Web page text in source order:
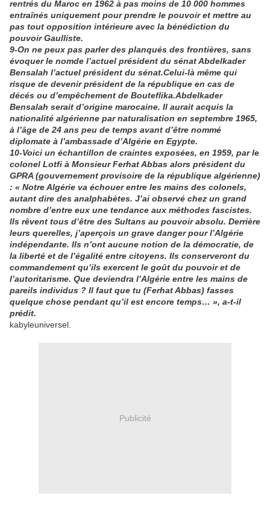
rentrés du Maroc en 1962 à pas moins de 10 000 hommes
entraînés uniquement pour prendre le pouvoir et mettre au
pas tout opposition intérieure avec la bénédiction du
pouvoir Gaulliste.
9-On ne peux pas parler des planqués des frontières, sans
évoquer le nomde l’actuel président du sénat Abdelkader
Bensalah l’actuel président du sénat.Celui-là même qui
risque de devenir président de la république en cas de
décés ou d’empêchement de Bouteflika.Abdelkader
Bensalah serait d’origine marocaine. Il aurait acquis la
nationalité algérienne par naturalisation en septembre 1965,
à l’âge de 24 ans peu de temps avant d’être nommé
diplomate à l’ambassade d’Algérie en Egypte.
10-Voici un échantillon de craintes exposées, en 1959, par le
colonel Lotfi à Monsieur Ferhat Abbas alors président du
GPRA (gouvernement provisoire de la république algérienne)
: « Notre Algérie va échouer entre les mains des colonels,
autant dire des analphabètes. J’ai observé chez un grand
nombre d’entre eux une tendance aux méthodes fascistes.
Ils rêvent tous d’être des Sultans au pouvoir absolu. Derrière
leurs querelles, j’aperçois un grave danger pour l’Algérie
indépendante. Ils n’ont aucune notion de la démocratie, de
la liberté et de l’égalité entre citoyens. Ils conserveront du
commandement qu’ils exercent le goût du pouvoir et de
l’autoritarisme. Que deviendra l’Algérie entre les mains de
pareils individus ? Il faut que tu (Ferhat Abbas) fasses
quelque chose pendant qu’il est encore temps… », a-t-il
prédit.
kabyleuniversel.
Publicité